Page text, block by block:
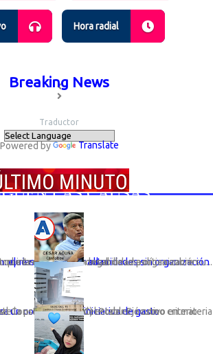
Hora radial
Breaking News
Traductor
Powered by Translate
LAS CAUSAS
APP perdió inscripción: el riesgo de elegir autoridades sin organización que responda por ellas
de una organización política debilita el control interno y la responsabilidad política sobre su...
un congreso con iniciativa de gasto
El Pleno del Tribunal Constitucional (TC) estableció como criterio interpretativo vinculante la preeminencia del Poder Ejecutivo en materia ...